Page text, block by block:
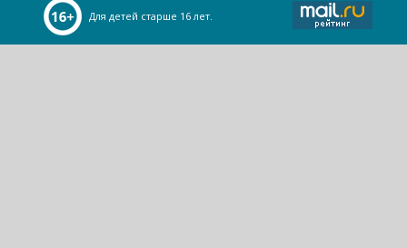
Для детей старше 16 лет.